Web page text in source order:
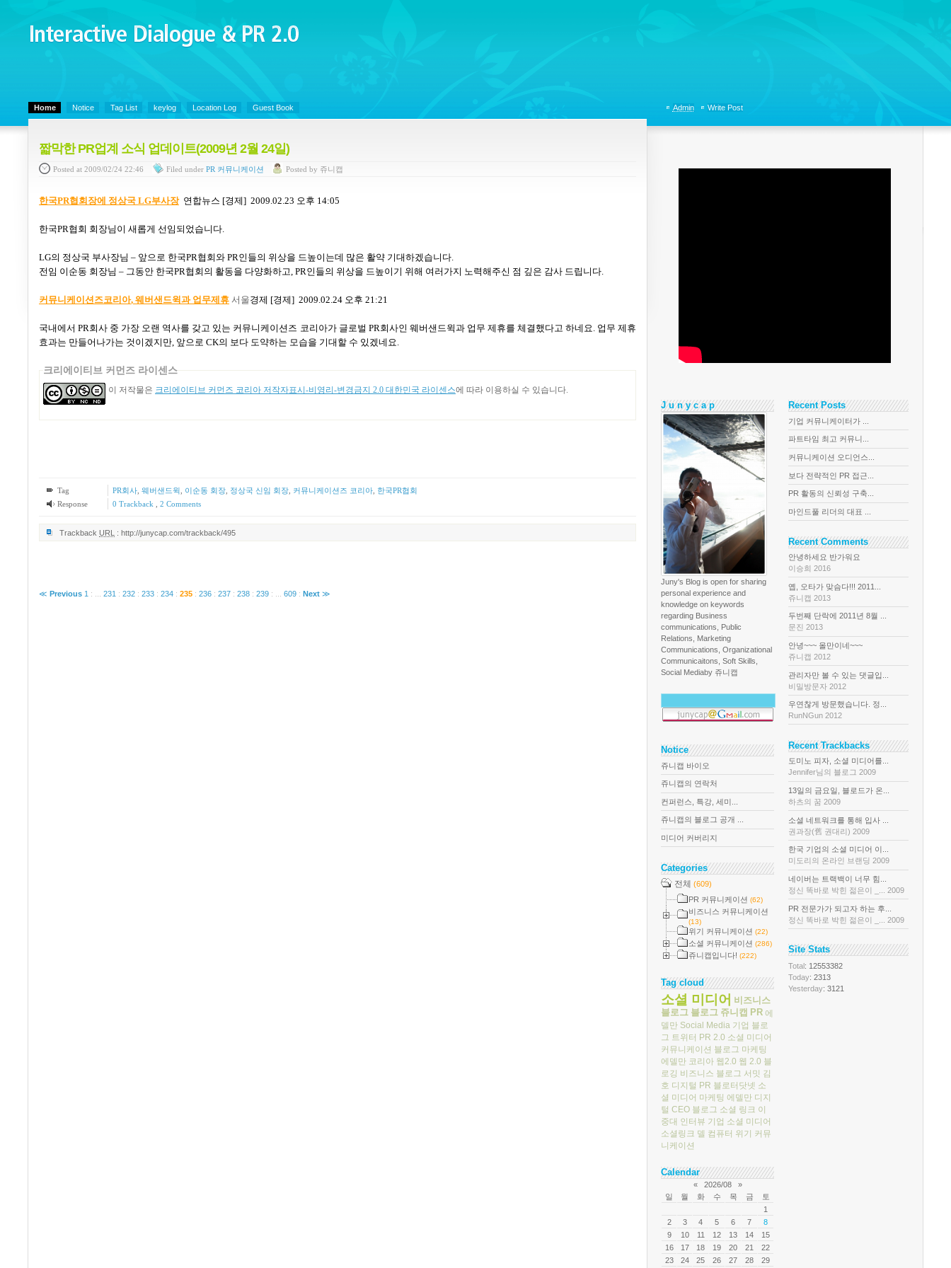
Interactive Dialogue &
PR 2.0
Home Notice Tag List keylog Location Log Guest Book
짧막한 PR업계 소식 업데이트(2009년 2월 24일)
Posted at 2009/02/24 22:46 Filed under PR 커뮤니케이션 Posted by 쥬니캡
한국PR협회장에 정상국 LG부사장 연합뉴스 [경제] 2009.02.23 오후 14:05
한국PR협회 회장님이 새롭게 선임되었습니다.
LG의 정상국 부사장님 – 앞으로 한국PR협회와 PR인들의 위상을 드높이는데 많은 활약 기대하겠습니다.
전임 이순동 회장님 – 그동안 한국PR협회의 활동을 다양화하고, PR인들의 위상을 드높이기 위해 여러가지 노력해주신 점 깊은 감사 드립니다.
커뮤니케이션즈코리아, 웨버샌드윅과 업무제휴 서울경제 [경제] 2009.02.24 오후 21:21
국내에서PR회사 중 가장 오랜 역사를 갖고 있는 커뮤니케이션즈 코리아가 글로벌 PR회사인 웨버샌드윅과 업무 제휴를 체결했다고 하네요. 업무 제휴
효과는 만들어나가는 것이겠지만, 앞으로 CK의 보다 도약하는 모습을 기대할 수 있겠네요.
크리에이티브 커먼즈 라이센스
이 저작물은 크리에이티브 커먼즈 코리아 저작자표시-비영리-변경금지 2.0 대한민국 라이센스에 따라 이용하실 수 있습니다.
Tag PR회사, 웨버샌드윅 이순동 회장, 정상국 신임 회장, 커뮤니케이션즈 코리아, 한국PR협회
Response
0 Trackback 2 Comments
Trackback URL : http://junycap.com/trackback/495
≪ Previous 1 : 231 : 232 : 233 : 234 : 235 : 236 : 237 : 238 : 239 : 609 : Next ≫
Admin Write Post
J u n y c a p
Juny's Blog is open for sharing
personal experience and
knowledge on keywords
regarding Business
communications, Public
Relations, Marketing
Communications, Organizational
Communicaitons, Soft Skills,
Social Mediaby 쥬니캡
Notice
쥬니캡 바이오
쥬니캡의 연락처
컨퍼런스, 특강, 세미...
쥬니캡의 블로그 공개 ...
미디어 커버리지
Categories
전체 (609)
PR 커뮤니케이션 (62)
비즈니스 커뮤니케이션
(13)
위기 커뮤니케이션 (22)
소셜 커뮤니케이션 (286)
쥬니캡입니다! (222)
Tag cloud
소셜 미디어 비즈니스
블로그 블로그 쥬니캡 PR 에
델만 Social Media 기업 블로
그 트위터 PR 2.0 소셜 미디어
커뮤니케이션 블로그 마케팅
에델만 코리아 웹2.0 웹 2.0 블
로깅 비즈니스 블로그 서밋 김
호 디지털 PR 블로터닷넷 소
셜 미디어 마케팅 에델만 디지
털 CEO 블로그 소셜 링크 이
중대 인터뷰 기업 소셜 미디어
소셜링크 델 컴퓨터 위기 커뮤
니케이션
Calendar
« 2026/08
»
일
월 화 수 목 금
토
1
2
3 4 5 6 7
8
9
10 11 12 13 14
15
16
17 18 19 20 21
22
23
24 25 26 27 28 29
Recent Posts
기업 커뮤니케이터가 ...
파트타임 최고 커뮤니...
커뮤니케이션 오디언스...
보다 전략적인 PR 접근...
PR 활동의 신뢰성 구축...
마인드풀 리더의 대표 ...
Recent Comments
안녕하세요 반가워요
이승희 2016
옙, 오타가 맞슴다!!! 2011...
쥬니캡 2013
두번째 단락에 2011년 8월 ...
문진 2013
안녕~~~ 올만이네~~~
쥬니캡 2012
관리자만 볼 수 있는 댓글입...
비밀방문자 2012
우연찮게 방문했습니다. 정...
RunNGun 2012
Recent Trackbacks
도미노 피자, 소셜 미디어를...
Jennifer님의 블로그 2009
13일의 금요일, 블로드가 온...
하츠의 꿈 2009
소셜 네트워크를 통해 입사 ...
권과장(舊 권대리) 2009
한국 기업의 소셜 미디어 이...
미도리의 온라인 브랜딩 2009
네이버는 트랙백이 너무 힘...
정신 똑바로 박힌 젊은이 _... 2009
PR 전문가가 되고자 하는 후...
정신 똑바로 박힌 젊은이 _... 2009
Site Stats
Total: 12553382
Today: 2313
Yesterday: 3121